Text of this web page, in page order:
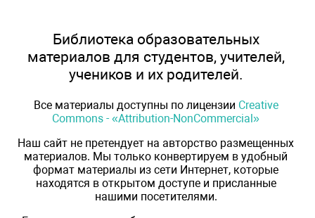
Библиотека образовательных
материалов для студентов, учителей,
учеников и их родителей.
Все материалы доступны по лицензии Creative
Commons - «Attribution-NonCommercial»
Наш сайт не претендует на авторство размещенных
материалов. Мы только конвертируем в удобный
формат материалы из сети Интернет, которые
находятся в открытом доступе и присланные
нашими посетителями.